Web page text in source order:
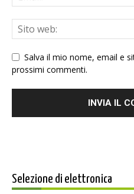
Salva il mio nome, email e
prossimi commenti.
Selezione di elettronica